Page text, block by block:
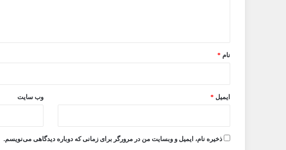
نام *
ایمیل * وب‌ سایت
ذخیره نام، ایمیل و وبسایت من در مرورگر برای زمانی که دوباره دیدگاهی می‌نویسم.